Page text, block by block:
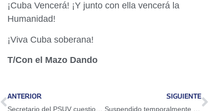
¡Cuba Vencerá! ¡Y junto con ella vencerá la
Humanidad!
¡Viva Cuba soberana!
T/Con el Mazo Dando
ANTERIOR SIGUIENTE